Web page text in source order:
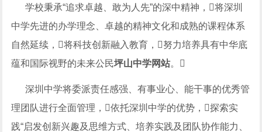
学校秉承“追求卓越、敢为人先”的深中精神，将深圳
中学先进的办学理念、卓越的精神文化和成熟的课程体系
自然延续，将科技创新融入教育，努力培养具有中华底
蕴和国际视野的未来公民坪山中学网站。
深圳中学将委派责任感强、有事业心、能干事的优秀管
理团队进行全面管理，依托深圳中学的优势，探索实
践“启发创新兴趣及思维方式、培养实践及团队协作能力、